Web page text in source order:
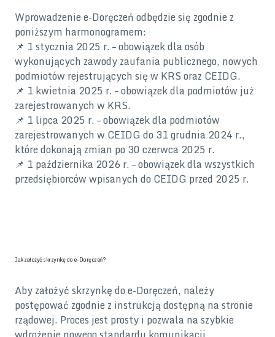
Wprowadzenie e-Doręczeń odbędzie się zgodnie z
poniższym harmonogramem:
📌 1 stycznia 2025 r. – obowiązek dla osób
wykonujących zawody zaufania publicznego, nowych
podmiotów rejestrujących się w KRS oraz CEIDG.
📌 1 kwietnia 2025 r. – obowiązek dla podmiotów już
zarejestrowanych w KRS.
📌 1 lipca 2025 r. – obowiązek dla podmiotów
zarejestrowanych w CEIDG do 31 grudnia 2024 r.,
które dokonają zmian po 30 czerwca 2025 r.
📌 1 października 2026 r. – obowiązek dla wszystkich
przedsiębiorców wpisanych do CEIDG przed 2025 r.
Jak założyć skrzynkę do e-Doręczeń?
Aby założyć skrzynkę do e-Doręczeń, należy
postępować zgodnie z instrukcją dostępną na stronie
rządowej. Proces jest prosty i pozwala na szybkie